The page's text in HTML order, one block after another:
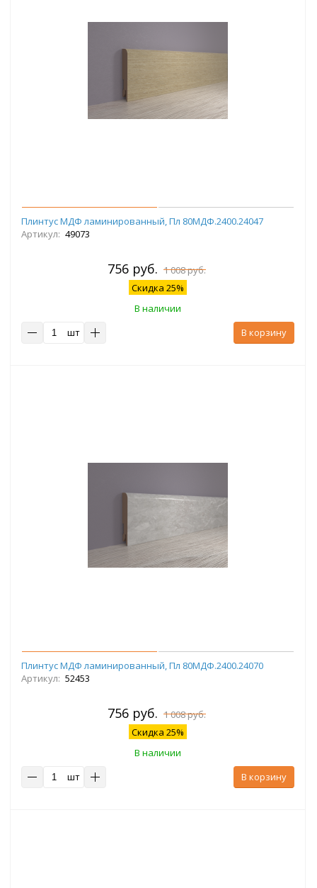
Плинтус МДФ ламинированный, Пл 80МДФ.2400.24047
Артикул: 49073
756 руб. 1 008 руб.
Скидка 25%
В наличии
шт
В корзину
Плинтус МДФ ламинированный, Пл 80МДФ.2400.24070
Артикул: 52453
756 руб. 1 008 руб.
Скидка 25%
В наличии
шт
В корзину